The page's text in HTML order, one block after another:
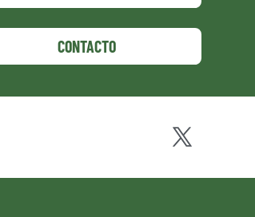
CONTACTO